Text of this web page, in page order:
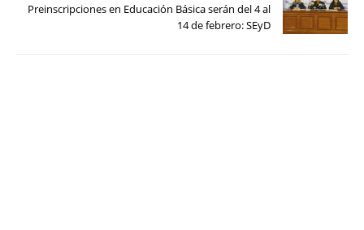
Preinscripciones en Educación Básica serán del 4 al
14 de febrero: SEyD